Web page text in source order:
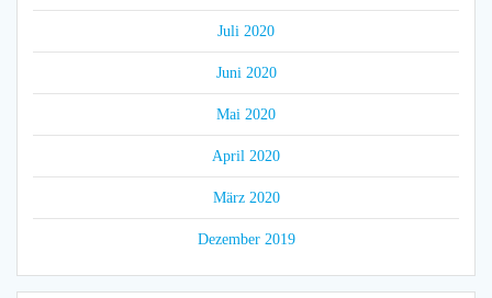
Juli 2020
Juni 2020
Mai 2020
April 2020
März 2020
Dezember 2019